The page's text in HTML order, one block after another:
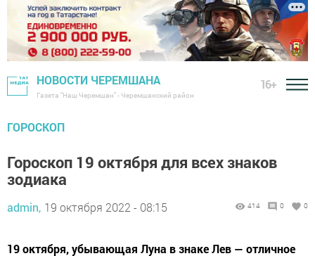
НОВОСТИ ЧЕРЕМШАНА
Газета "Наш Черемшан" - Черемшанский район
16+
ГОРОСКОП
Гороскоп 19 октября для всех знаков
зодиака
admin, 19 октября 2022 - 08:15 414 0 0
19 октября, убывающая Луна в знаке Лев — отличное